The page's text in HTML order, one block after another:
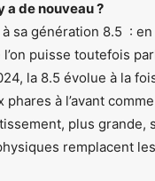
a de nouveau ?
à sa génération 8.5 :
puisse toutefois
la 8.5 évolue à la
à l’avant
plus grande,
remplacent